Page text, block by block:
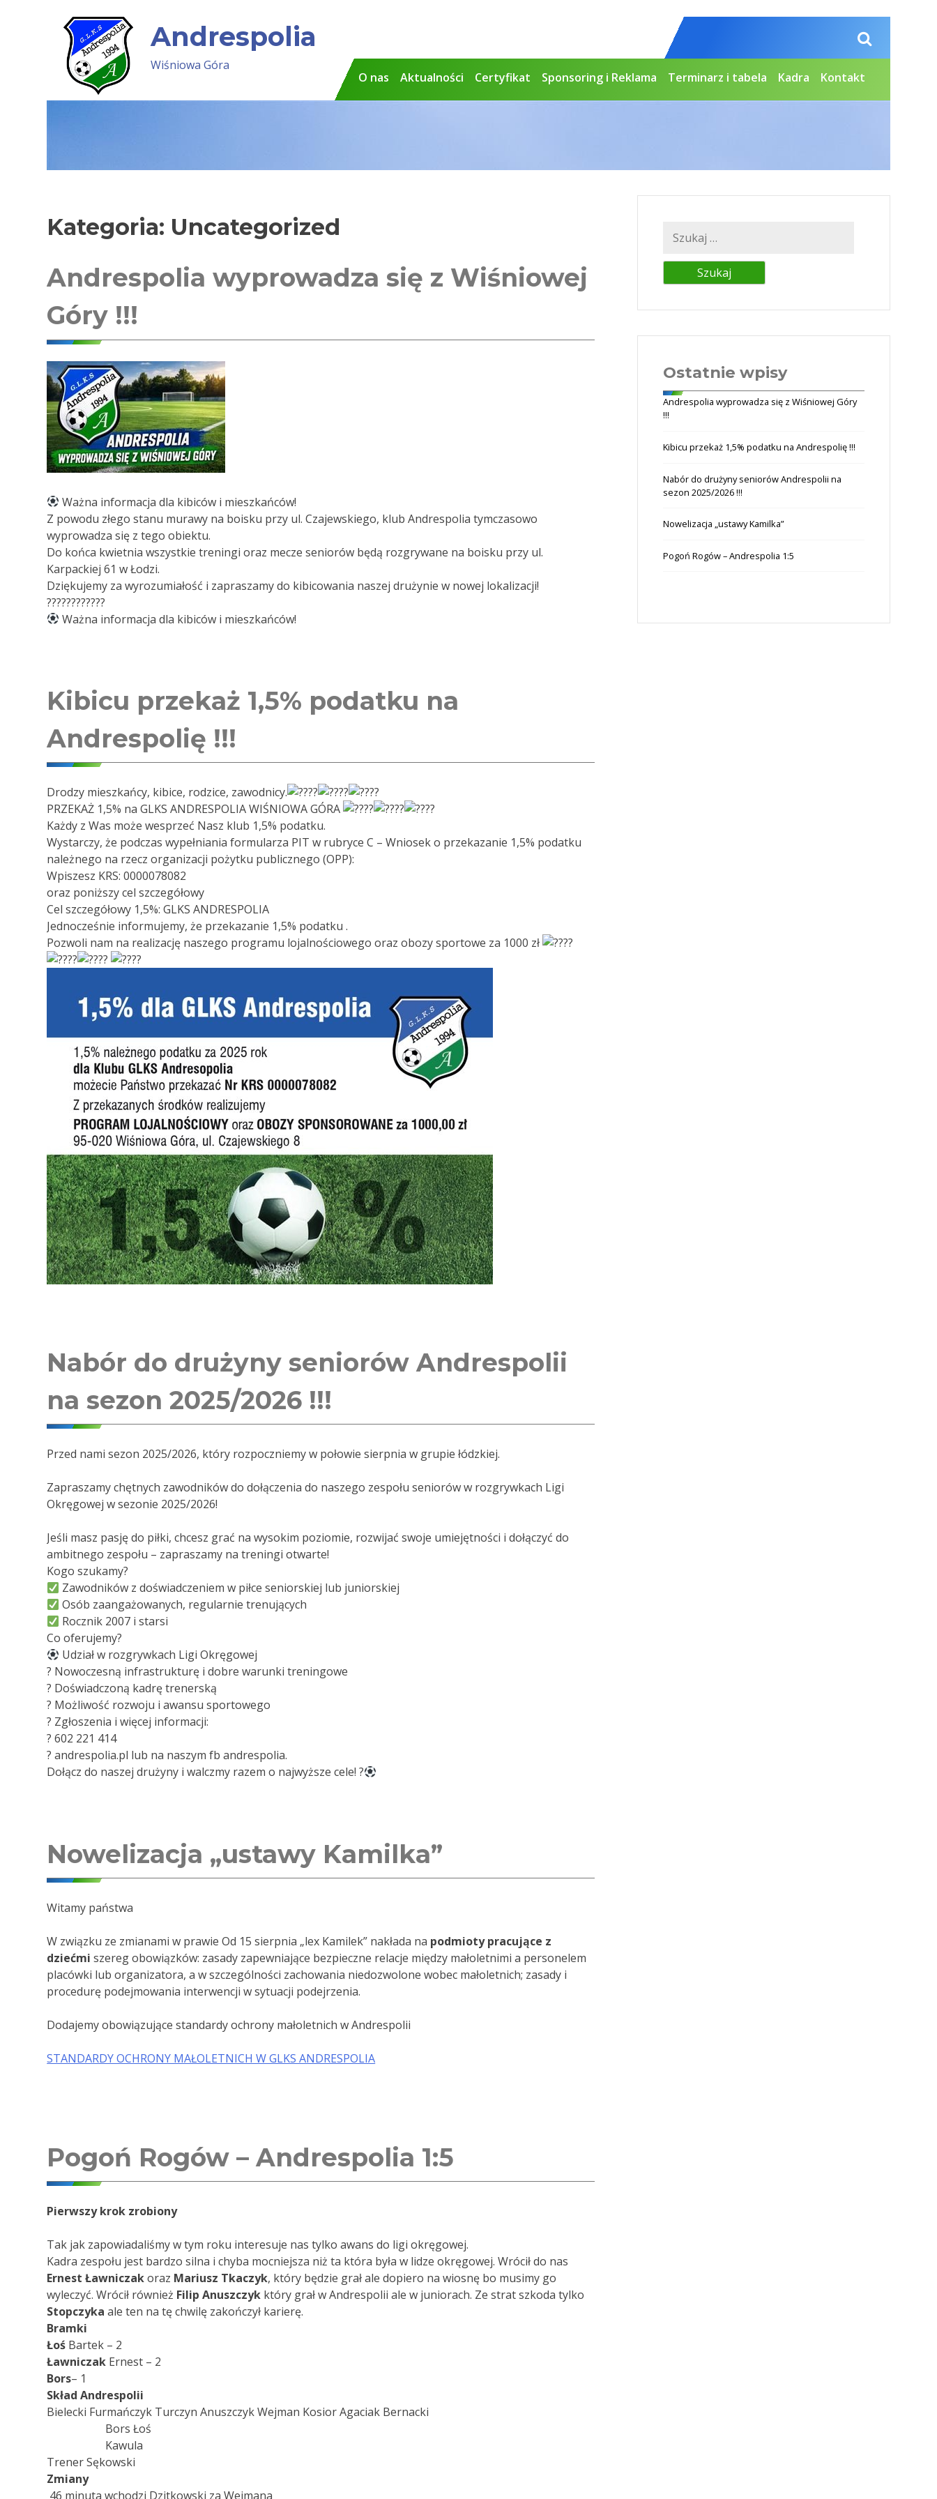
Andrespolia
Wiśniowa Góra
O nas
Aktualności Certyfikat Sponsoring i Reklama Terminarz i tabela Kadra Kontakt
Kategoria: Uncategorized
Andrespolia wyprowadza się z Wiśniowej
Góry !!!
Ważna informacja dla kibiców i mieszkańców!
Z powodu złego stanu murawy na boisku przy ul. Czajewskiego, klub Andrespolia tymczasowo
wyprowadza się z tego obiektu.
Do końca kwietnia wszystkie treningi oraz mecze seniorów będą rozgrywane na boisku przy ul.
Karpackiej 61 w Łodzi.
Dziękujemy za wyrozumiałość i zapraszamy do kibicowania naszej drużynie w nowej lokalizacji!
????????????
Ważna informacja dla kibiców i mieszkańców!
Kibicu przekaż 1,5% podatku na
Andrespolię !!!
Drodzy mieszkańcy, kibice, rodzice, zawodnicy.
PRZEKAŻ 1,5% na GLKS ANDRESPOLIA WIŚNIOWA GÓRA
Każdy z Was może wesprzeć Nasz klub 1,5% podatku.
Wystarczy, że podczas wypełniania formularza PIT w rubryce C – Wniosek o przekazanie 1,5% podatku
należnego na rzecz organizacji pożytku publicznego (OPP):
Wpiszesz KRS: 0000078082
oraz poniższy cel szczegółowy
Cel szczegółowy 1,5%: GLKS ANDRESPOLIA
Jednocześnie informujemy, że przekazanie 1,5% podatku .
Pozwoli nam na realizację naszego programu lojalnościowego oraz obozy sportowe za 1000 zł
Nabór do drużyny seniorów Andrespolii
na sezon 2025/2026 !!!
Przed nami sezon 2025/2026, który rozpoczniemy w połowie sierpnia w grupie łódzkiej.
Zapraszamy chętnych zawodników do dołączenia do naszego zespołu seniorów w rozgrywkach Ligi
Okręgowej w sezonie 2025/2026!
Jeśli masz pasję do piłki, chcesz grać na wysokim poziomie, rozwijać swoje umiejętności i dołączyć do
ambitnego zespołu – zapraszamy na treningi otwarte!
Kogo szukamy?
Zawodników z doświadczeniem w piłce seniorskiej lub juniorskiej
Osób zaangażowanych, regularnie trenujących
Rocznik 2007 i starsi
Co oferujemy?
Udział w rozgrywkach Ligi Okręgowej
? Nowoczesną infrastrukturę i dobre warunki treningowe
? Doświadczoną kadrę trenerską
? Możliwość rozwoju i awansu sportowego
? Zgłoszenia i więcej informacji:
? ‭602 221 414‬
? andrespolia.pl lub na naszym fb andrespolia.
Dołącz do naszej drużyny i walczmy razem o najwyższe cele! ?
Nowelizacja „ustawy Kamilka”
Witamy państwa
W związku ze zmianami w prawie Od 15 sierpnia „lex Kamilek” nakłada na podmioty pracujące z
dziećmi szereg obowiązków: zasady zapewniające bezpieczne relacje między małoletnimi a personelem
placówki lub organizatora, a w szczególności zachowania niedozwolone wobec małoletnich; zasady i
procedurę podejmowania interwencji w sytuacji podejrzenia.
Dodajemy obowiązujące standardy ochrony małoletnich w Andrespolii
STANDARDY OCHRONY MAŁOLETNICH W GLKS ANDRESPOLIA
Pogoń Rogów – Andrespolia 1:5
Pierwszy krok zrobiony
Tak jak zapowiadaliśmy w tym roku interesuje nas tylko awans do ligi okręgowej.
Kadra zespołu jest bardzo silna i chyba mocniejsza niż ta która była w lidze okręgowej. Wrócił do nas
Ernest Ławniczakoraz Mariusz Tkaczyk, który będzie grał ale dopiero na wiosnę bo musimy go
wyleczyć. Wrócił również Filip Anuszczyk który grał w Andrespolii ale w juniorach. Ze strat szkoda tylko
Stopczyka ale ten na tę chwilę zakończył karierę.
Bramki
Łoś Bartek – 2
Ławniczak Ernest – 2
Bors– 1
Skład Andrespolii
Bielecki Furmańczyk Turczyn Anuszczyk Wejman Kosior Agaciak Bernacki
Bors Łoś
Kawula
Trener Sękowski
Zmiany
46 minuta wchodzi Dzitkowski za Wejmana
Ostatnie wpisy
Andrespolia wyprowadza się z Wiśniowej Góry
!!!
Kibicu przekaż 1,5% podatku na Andrespolię !!!
Nabór do drużyny seniorów Andrespolii na
sezon 2025/2026 !!!
Nowelizacja „ustawy Kamilka”
Pogoń Rogów – Andrespolia 1:5